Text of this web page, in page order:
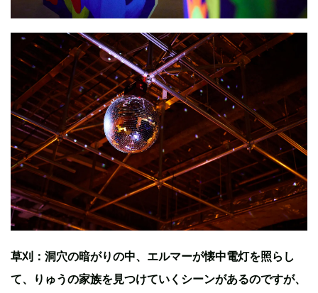
草刈：洞穴の暗がりの中、エルマーが懐中電灯を照らし
て、りゅうの家族を見つけていくシーンがあるのですが、